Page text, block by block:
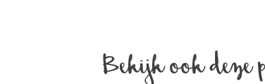
Bekijk ook deze